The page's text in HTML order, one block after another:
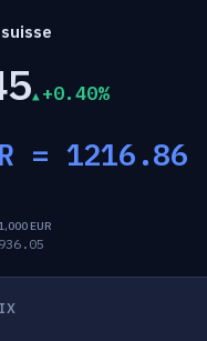
+0.40%
= 1216.86
EUR
936.05